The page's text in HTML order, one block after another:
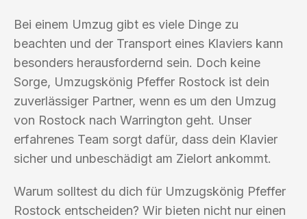
Bei einem Umzug gibt es viele Dinge zu
beachten und der Transport eines Klaviers kann
besonders herausfordernd sein. Doch keine
Sorge, Umzugskönig Pfeffer Rostock ist dein
zuverlässiger Partner, wenn es um den Umzug
von Rostock nach Warrington geht. Unser
erfahrenes Team sorgt dafür, dass dein Klavier
sicher und unbeschädigt am Zielort ankommt.
Warum solltest du dich für Umzugskönig Pfeffer
Rostock entscheiden? Wir bieten nicht nur einen